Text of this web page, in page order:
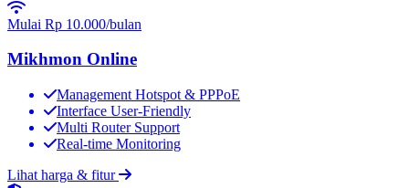
Mulai Rp 10.000/bulan
Mikhmon Online
Management Hotspot & PPPoE
Interface User-Friendly
Multi Router Support
Real-time Monitoring
Lihat harga & fitur